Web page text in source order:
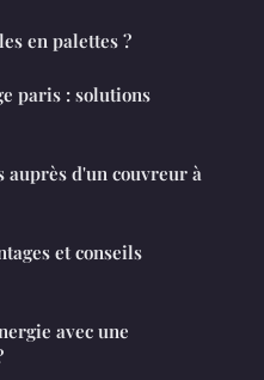
en palettes ?
paris : solutions
d'un couvreur à
et conseils
avec une